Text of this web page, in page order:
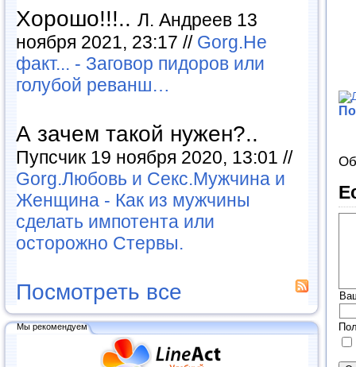
Хорошо!!!.. Л. Андреев 13
ноября 2021, 23:17 // Gorg.Не
факт... - Заговор пидоров или
голубой реванш…
А зачем такой нужен?..
Пупсчик 19 ноября 2020, 13:01 //
Gorg.Любовь и Секс.Мужчина и
Женщина - Как из мужчины
сделать импотента или
осторожно Стервы.
Посмотреть все
Мы рекомендуем